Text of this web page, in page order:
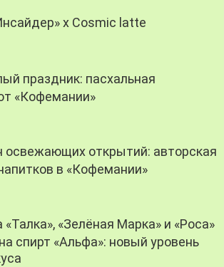
х Cosmic latte
праздник: пасхальная
«Кофемании»
освежающих открытий: авторская
в «Кофемании»
«Талка», «Зелёная Марка» и «Роса»
спирт «Альфа»: новый уровень